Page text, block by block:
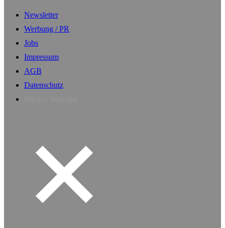
Newsletter
Werbung / PR
Jobs
Impressum
AGB
Datenschutz